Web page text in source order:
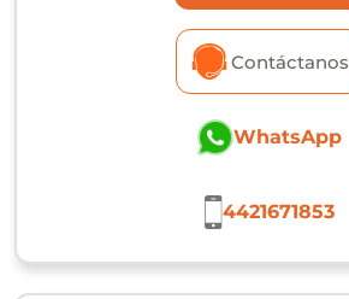
Contáctanos
WhatsApp
4421671853